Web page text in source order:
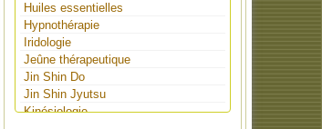
Huiles essentielles
Hypnothérapie
Iridologie
Jeûne thérapeutique
Jin Shin Do
Jin Shin Jyutsu
Kinésiologie